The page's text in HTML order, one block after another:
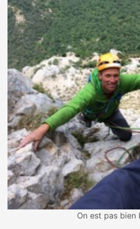
On est pas bien